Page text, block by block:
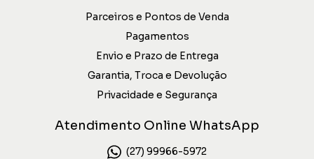
Parceiros e Pontos de Venda
Pagamentos
Envio e Prazo de Entrega
Garantia, Troca e Devolução
Privacidade e Segurança
Atendimento Online WhatsApp
(27) 99966-5972